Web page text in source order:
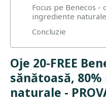
Focus pe Benecos -
ingrediente naturale
Concluzie
Oje 20-FREE
sănătoasă,
naturale -